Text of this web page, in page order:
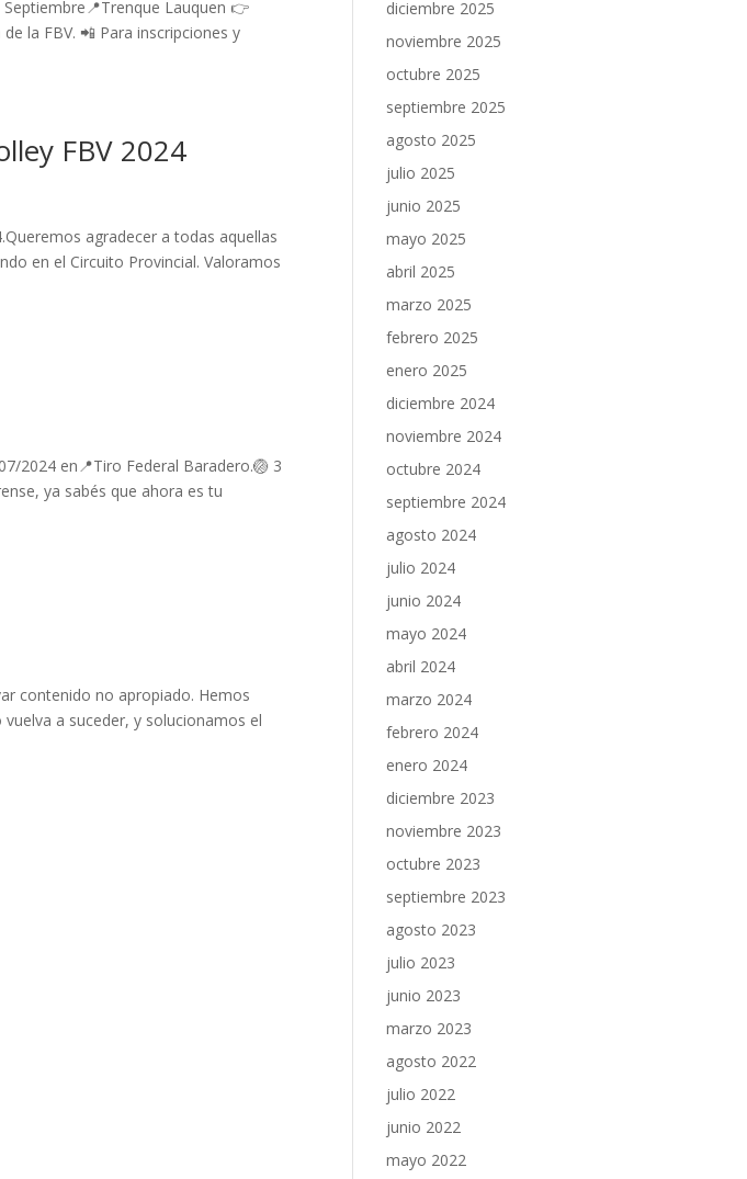
Lauquen 👉
la FBV. 📲 Para inscripciones y
FBV 2024
agradecer a todas aquellas
en el Circuito Provincial. Valoramos
2024 en📍Tiro Federal Baradero.🏐 3
ya sabés que ahora es tu
contenido no apropiado. Hemos
a suceder, y solucionamos el
diciembre 2025
noviembre 2025
octubre 2025
septiembre 2025
agosto 2025
julio 2025
junio 2025
mayo 2025
abril 2025
marzo 2025
febrero 2025
enero 2025
diciembre 2024
noviembre 2024
octubre 2024
septiembre 2024
agosto 2024
julio 2024
junio 2024
mayo 2024
abril 2024
marzo 2024
febrero 2024
enero 2024
diciembre 2023
noviembre 2023
octubre 2023
septiembre 2023
agosto 2023
julio 2023
junio 2023
marzo 2023
agosto 2022
julio 2022
junio 2022
mayo 2022